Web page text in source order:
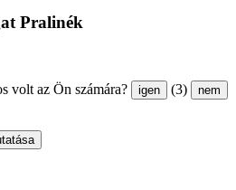
Pralinék
volt az Ön számára? igen (3) nem